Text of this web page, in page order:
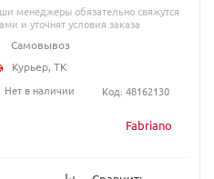
Fabriano
менеджеры обязательно свяжутся
и уточнят условия заказа
Самовывоз
Курьер, ТК
Нет в наличии
Код: 48162130